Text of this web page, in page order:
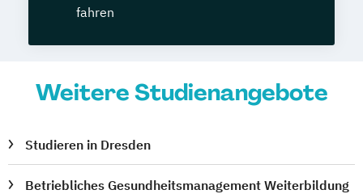
fahren
Weitere Studienangebote
Studieren in Dresden
Betriebliches Gesundheitsmanagement Weiterbildung